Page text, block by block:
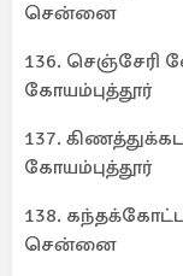
சென்னை
136. செஞ்சேரி
கோயம்புத்தூர்
137.
கோயம்புத்தூர்
138.
சென்னை